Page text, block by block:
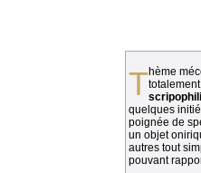
Thème méconnu des collectionneurs et
quelques
poignée de
un objet
autres tout
pouvant